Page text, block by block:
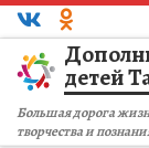
Перейти к
детей
Большая дорога
творчества и